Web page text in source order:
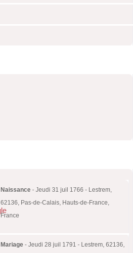
Naissance - Jeudi 31 juil 1766 - Lestrem,
62136, Pas-de-Calais, Hauts-de-France,
France
Mariage - Jeudi 28 juil 1791 - Lestrem, 62136,